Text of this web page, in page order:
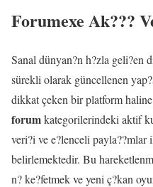
Forumexe Ak???
Sanal dünyan?n h?zla geli?en
sürekli olarak güncellenen
dikkat çeken bir platform
forumkategorilerindeki aktif
veri?i ve e?lenceli payla??mlar
belirlemektedir. Bu
n? ke?fetmek ve yeni ç?kan